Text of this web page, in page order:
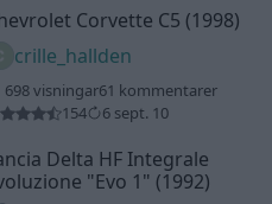
Corvette C5 (1998)
crille_hallden
698 visningar61 kommentarer
154
6 sept. 10
Delta HF Integrale
"Evo 1" (1992)